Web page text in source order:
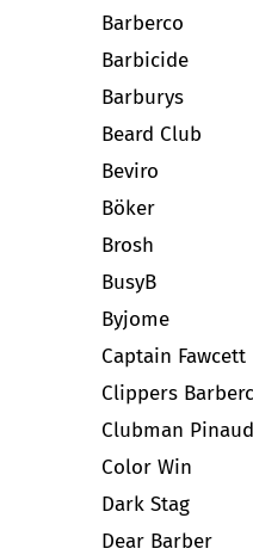
Barberco
Barbicide
Barburys
Beard Club
Beviro
Böker
Brosh
BusyB
Byjome
Captain Fawcett
Clippers
Clubman Pinaud
Color Win
Dark Stag
Dear Barber